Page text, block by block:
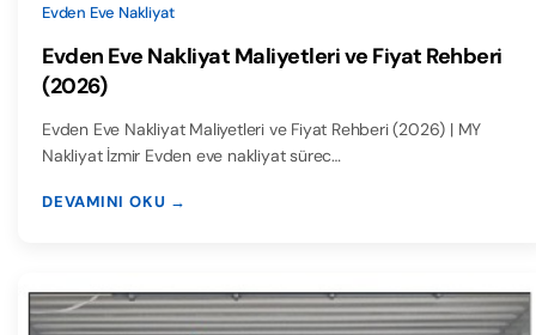
Evden Eve Nakliyat
Evden Eve Nakliyat Maliyetleri ve Fiyat Rehberi
(2026)
Evden Eve Nakliyat Maliyetleri ve Fiyat Rehberi (2026) | MY
Nakliyat İzmir Evden eve nakliyat sürec…
DEVAMINI OKU →